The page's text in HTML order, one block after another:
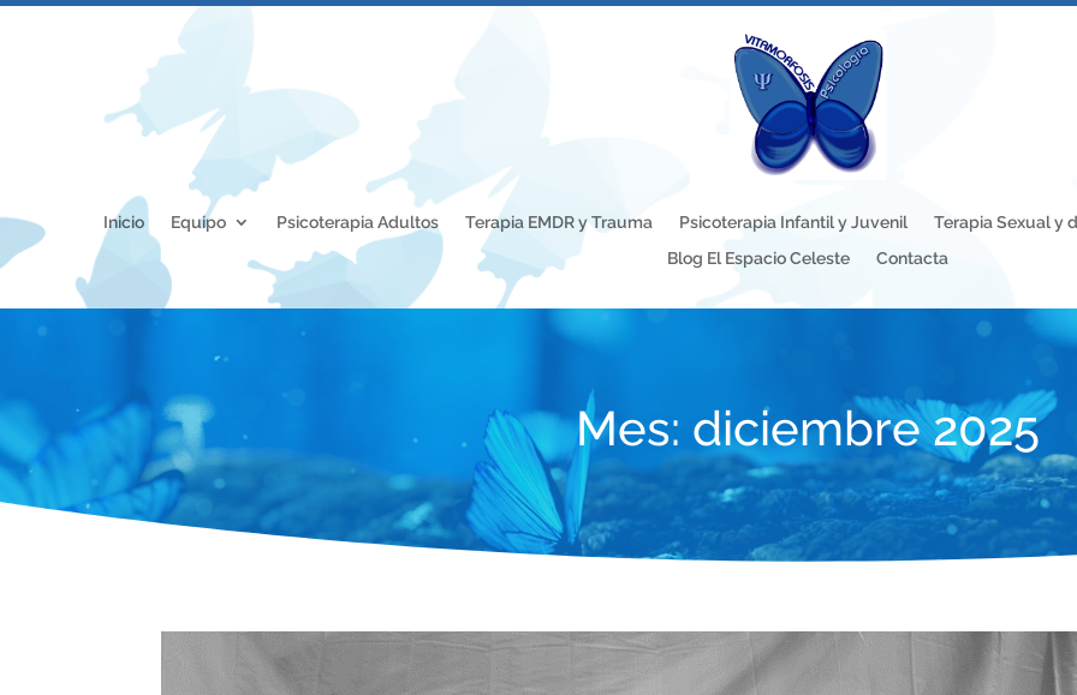
Inicio Equipo Psicoterapia Adultos Terapia EMDR y Trauma Psicoterapia Infantil y Juvenil
Terapia Sexual y
Blog El Espacio Celeste
Contacta
Mes: diciembre 2025